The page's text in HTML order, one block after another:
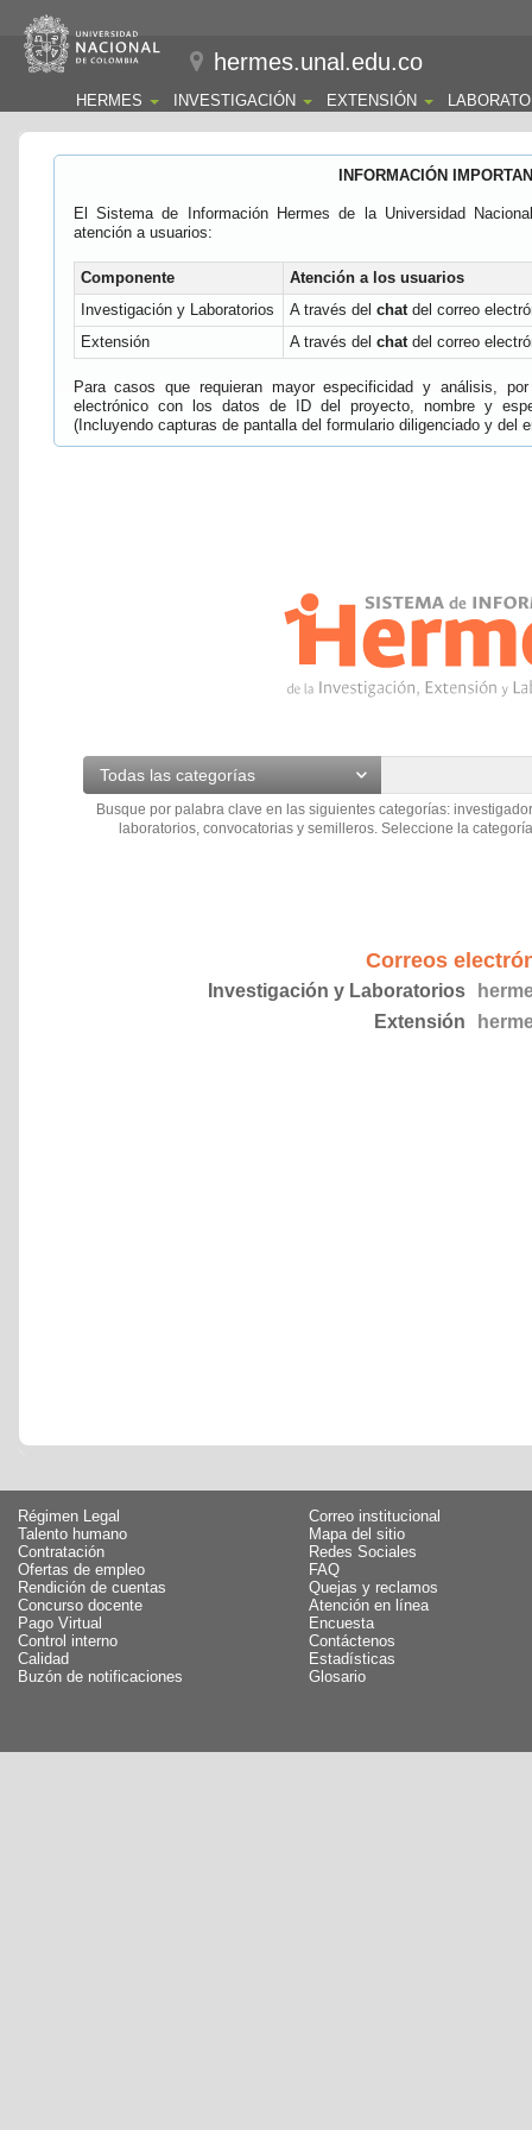
hermes.unal.edu.co
HERMES INVESTIGACIÓN EXTENSIÓN
INFORMACIÓN
El Sistema de Información Hermes de la Universidad
atención a usuarios:
Componente
Atención a los usuarios
Investigación y Laboratorios
A través del chatdel correo
Extensión
A través del chatdel correo
Para casos que requieran mayor especificidad y análisis,
electrónico con los datos de ID del proyecto, nombre y
(Incluyendo capturas de pantalla del formulario diligenciado y del
Todas las categorías
Busque por palabra clave en las siguientes categorías:
laboratorios, convocatorias y semilleros. Seleccione la
Correos
Investigación y Laboratorios
Extensión
Régimen Legal
Talento humano
Contratación
Ofertas de empleo
Rendición de cuentas
Concurso docente
Pago Virtual
Control interno
Calidad
Buzón de notificaciones
Correo institucional
Mapa del sitio
Redes Sociales
FAQ
Quejas y reclamos
Atención en línea
Encuesta
Contáctenos
Estadísticas
Glosario